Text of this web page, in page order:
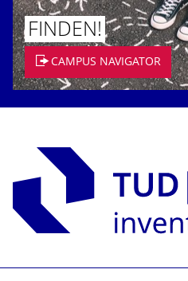
FINDEN!
CAMPUS NAVIGATOR